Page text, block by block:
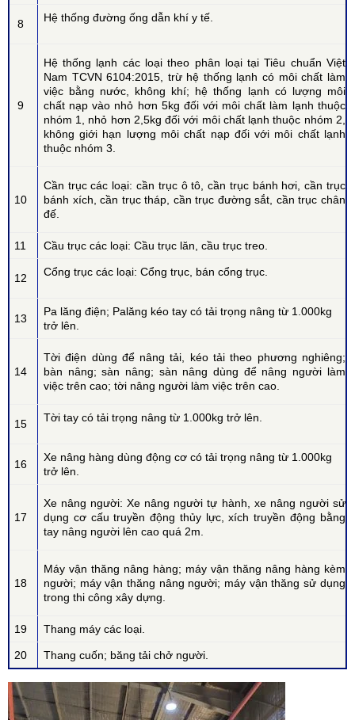
8 Hệ thống đường ống dẫn khí y tế.
9
Hệ thống lạnh các loại theo phân loại tại Tiêu chuẩn Việt
Nam TCVN 6104:2015, trừ hệ thống lạnh có môi chất làm
việc bằng nước, không khí; hệ thống lạnh có lượng môi
chất nạp vào nhỏ hơn 5kg đối với môi chất làm lạnh thuộc
nhóm 1, nhỏ hơn 2,5kg đối với môi chất lạnh thuộc nhóm 2,
không giới hạn lượng môi chất nạp đối với môi chất lạnh
thuộc nhóm 3.
10
Cần trục các loại: cần trục ô tô, cần trục bánh hơi, cần trục
bánh xích, cần trục tháp, cần trục đường sắt, cần trục chân
đế.
11 Cầu trục các loại: Cầu trục lăn, cầu trục treo.
12 Cổng trục các loại: Cổng trục, bán cổng trục.
13
Pa lăng điện; Palăng kéo tay có tải trọng nâng từ 1.000kg
trở lên.
14
Tời điện dùng để nâng tải, kéo tải theo phương nghiêng;
bàn nâng; sàn nâng; sàn nâng dùng để nâng người làm
việc trên cao; tời nâng người làm việc trên cao.
15 Tời tay có tải trọng nâng từ 1.000kg trở lên.
16
Xe nâng hàng dùng động cơ có tải trọng nâng từ 1.000kg
trở lên.
17
Xe nâng người: Xe nâng người tự hành, xe nâng người sử
dụng cơ cấu truyền động thủy lực, xích truyền động bằng
tay nâng người lên cao quá 2m.
18
Máy vận thăng nâng hàng; máy vận thăng nâng hàng kèm
người; máy vận thăng nâng người; máy vận thăng sử dụng
trong thi công xây dựng.
19 Thang máy các loại.
20 Thang cuốn; băng tải chở người.